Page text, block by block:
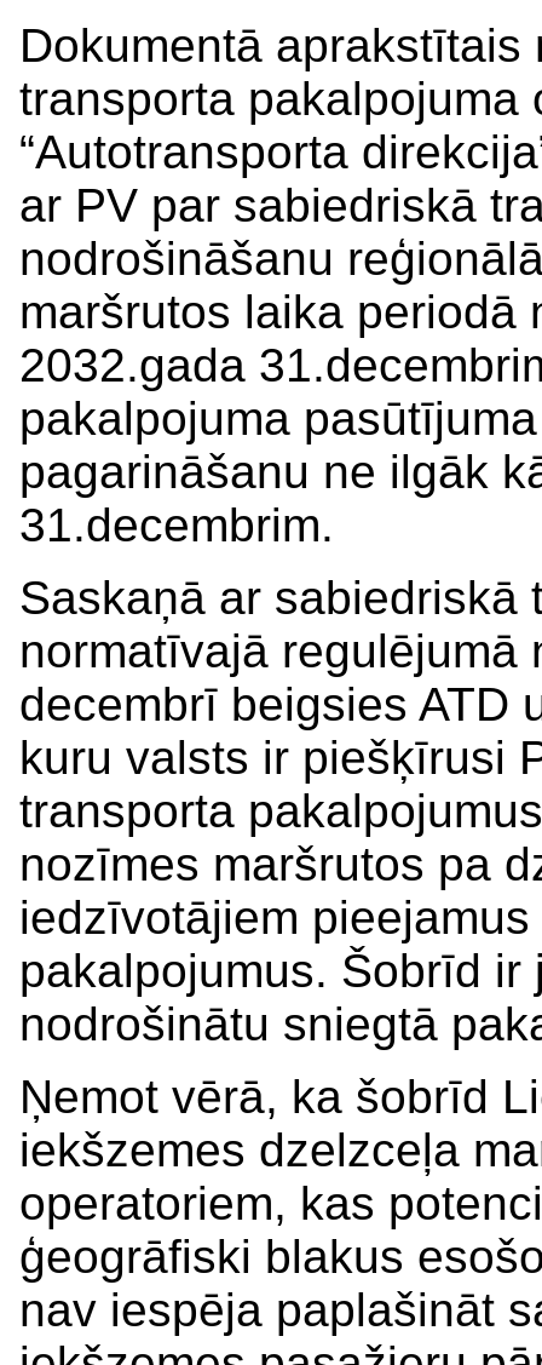
Dokumentā
transporta pakalpojuma
“Autotransporta
ar PV par sabiedriskā
nodrošināšanu
maršrutos laika periodā
2032.gada
pakalpojuma
pagarināšanu ne ilgāk
31.decembrim.
Saskaņā ar sabiedriskā
normatīvajā regulējumā
decembrī beigsies ATD
kuru valsts ir piešķīrusi
transporta
nozīmes maršrutos pa
iedzīvotājiem
pakalpojumus. Šobrīd ir
nodrošinātu sniegtā
Ņemot vērā, ka šobrīd
iekšzemes dzelzceļa
operatoriem, kas
ģeogrāfiski blakus
nav iespēja paplašināt